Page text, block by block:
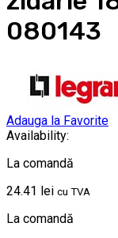
080143
Adauga la Favorite
Availability:
La comandă
24.41 lei cu TVA
La comandă